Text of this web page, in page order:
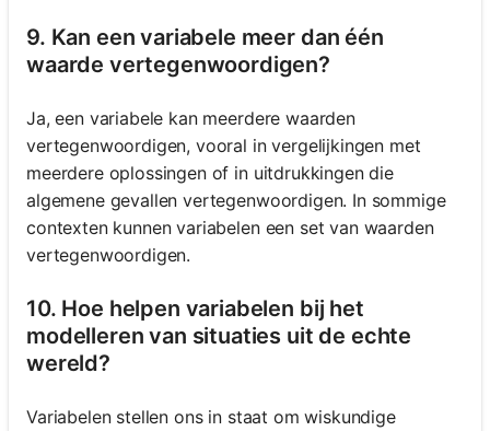
9. Kan een variabele meer dan één
waarde vertegenwoordigen?
Ja, een variabele kan meerdere waarden
vertegenwoordigen, vooral in vergelijkingen met
meerdere oplossingen of in uitdrukkingen die
algemene gevallen vertegenwoordigen. In sommige
contexten kunnen variabelen een set van waarden
vertegenwoordigen.
10. Hoe helpen variabelen bij het
modelleren van situaties uit de echte
wereld?
Variabelen stellen ons in staat om wiskundige